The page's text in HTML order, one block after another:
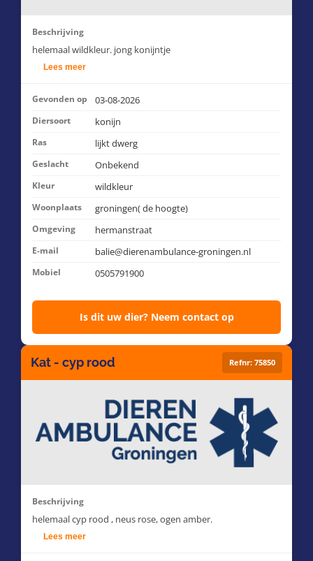
Beschrijving
helemaal wildkleur. jong konijntje
Lees meer
Gevonden op 03-08-2026
Diersoort konijn
Ras lijkt dwerg
Geslacht Onbekend
Kleur wildkleur
Woonplaats groningen( de hoogte)
Omgeving hermanstraat
E-mail balie@dierenambulance-groningen.nl
Mobiel 0505791900
Is dit uw dier? Neem contact op
Kat - cyp rood Refnr: 75850
Beschrijving
helemaal cyp rood , neus rose, ogen amber.
Lees meer